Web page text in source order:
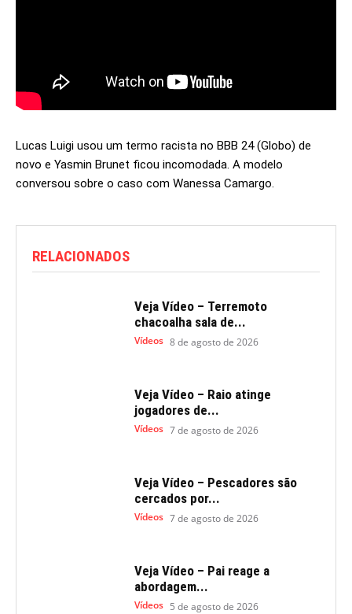
Lucas Luigi usou um termo racista no BBB 24 (Globo) de
novo e Yasmin Brunet ficou incomodada. A modelo
conversou sobre o caso com Wanessa Camargo.
RELACIONADOS
Veja Vídeo – Terremoto
chacoalha sala de...
Vídeos 8 de agosto de 2026
Veja Vídeo – Raio atinge
jogadores de...
Vídeos 7 de agosto de 2026
Veja Vídeo – Pescadores são
cercados por...
Vídeos 7 de agosto de 2026
Veja Vídeo – Pai reage a
abordagem...
Vídeos 5 de agosto de 2026